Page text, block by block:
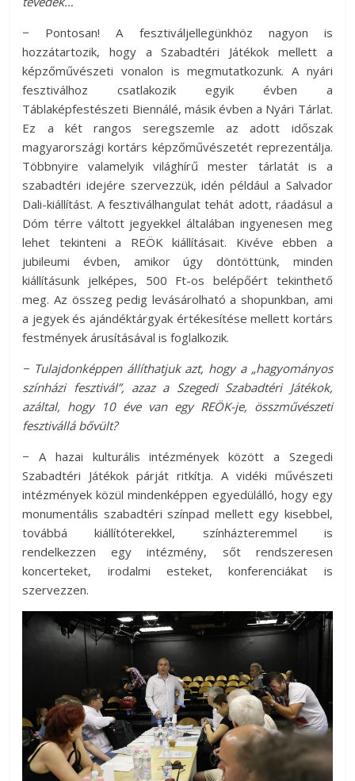
− Pontosan! A fesztiváljellegünkhöz nagyon is
hozzátartozik, hogy a Szabadtéri Játékok mellett a
képzőművészeti vonalon is megmutatkozunk. A nyári
fesztiválhoz csatlakozik egyik évben a
Táblaképfestészeti Biennálé, másik évben a Nyári Tárlat.
Ez a két rangos seregszemle az adott időszak
magyarországi kortárs képzőművészetét reprezentálja.
Többnyire valamelyik világhírű mester tárlatát is a
szabadtéri idejére szervezzük, idén például a Salvador
Dali-kiállítást. A fesztiválhangulat tehát adott, ráadásul a
Dóm térre váltott jegyekkel általában ingyenesen meg
lehet tekinteni a REÖK kiállításait. Kivéve ebben a
jubileumi évben, amikor úgy döntöttünk, minden
kiállításunk jelképes, 500 Ft-os belépőért tekinthető
meg. Az összeg pedig levásárolható a shopunkban, ami
a jegyek és ajándéktárgyak értékesítése mellett kortárs
festmények árusításával is foglalkozik.
− Tulajdonképpen állíthatjuk azt, hogy a „hagyományos
színházi fesztivál”, azaz a Szegedi Szabadtéri Játékok,
azáltal, hogy 10 éve van egy REÖK-je, összművészeti
fesztivállá bővült?
− A hazai kulturális intézmények között a Szegedi
Szabadtéri Játékok párját ritkítja. A vidéki művészeti
intézmények közül mindenképpen egyedülálló, hogy egy
monumentális szabadtéri színpad mellett egy kisebbel,
továbbá kiállítóterekkel, színházteremmel is
rendelkezzen egy intézmény, sőt rendszeresen
koncerteket, irodalmi esteket, konferenciákat is
szervezzen.